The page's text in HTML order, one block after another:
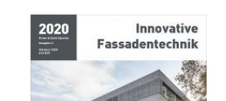
Angebote